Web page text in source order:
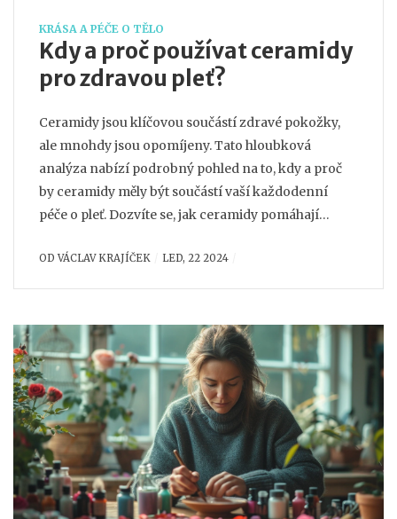
KRÁSA A PÉČE O TĚLO
Kdy a proč používat ceramidy
pro zdravou pleť?
Ceramidy jsou klíčovou součástí zdravé pokožky,
ale mnohdy jsou opomíjeny. Tato hloubková
analýza nabízí podrobný pohled na to, kdy a proč
by ceramidy měly být součástí vaší každodenní
péče o pleť. Dozvíte se, jak ceramidy pomáhají
a jak je můžete nejlépe začlenit do své rutiny.
ODVÁCLAV KRAJÍČEK LED, 22 2024